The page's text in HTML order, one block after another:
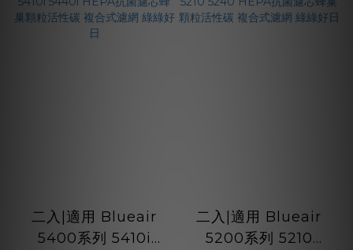
二入|適用 Blueair
5400系列 5410i
二入|適用 Blueair
5200系列 5210